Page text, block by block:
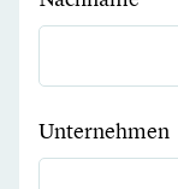
Unternehmen